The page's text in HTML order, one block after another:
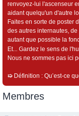
renvoyez-lui l'ascenseur
aidant quelqu'un d'autre
Faites en sorte de poster
des autres internautes,
autant que possible la
Et... Gardez le sens de
Nous ne sommes pas ici
➯ Définition : Qu’est-ce
Membres